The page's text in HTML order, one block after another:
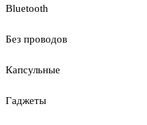
Bluetooth
Без проводов
Капсульные
Гаджеты